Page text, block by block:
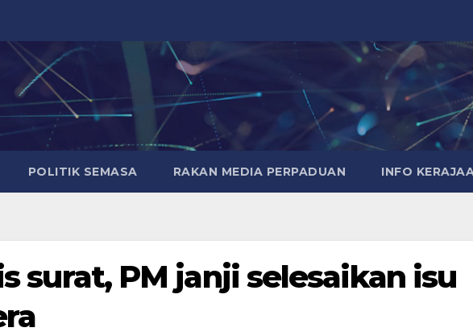
POLITIK SEMASA RAKAN MEDIA PERPADUAN INFO
surat, PM janji selesaikan isu